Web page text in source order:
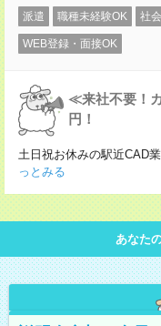
派遣 職種未経験OK 社
WEB登録・面接OK
≪来社不要！
円！
土日祝お休みの駅近CAD
っとみる
あなた